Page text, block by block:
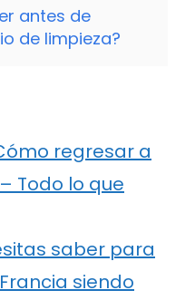
antes de
de limpieza?
regresar a
Todo lo que
saber para
siendo